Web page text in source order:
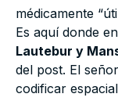
médicamente
Es aquí donde
Lautebur y
del post. El
codificar